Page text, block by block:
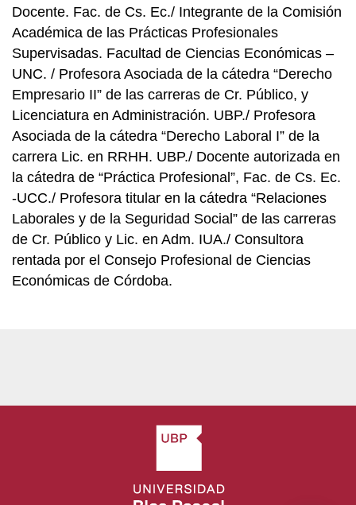
Docente. Fac. de Cs. Ec./ Integrante de la Comisión
Académica de las Prácticas Profesionales
Supervisadas. Facultad de Ciencias Económicas –
UNC. / Profesora Asociada de la cátedra “Derecho
Empresario II” de las carreras de Cr. Público, y
Licenciatura en Administración. UBP./ Profesora
Asociada de la cátedra “Derecho Laboral I” de la
carrera Lic. en RRHH. UBP./ Docente autorizada en
la cátedra de “Práctica Profesional”, Fac. de Cs. Ec.
-UCC./ Profesora titular en la cátedra “Relaciones
Laborales y de la Seguridad Social” de las carreras
de Cr. Público y Lic. en Adm. IUA./ Consultora
rentada por el Consejo Profesional de Ciencias
Económicas de Córdoba.